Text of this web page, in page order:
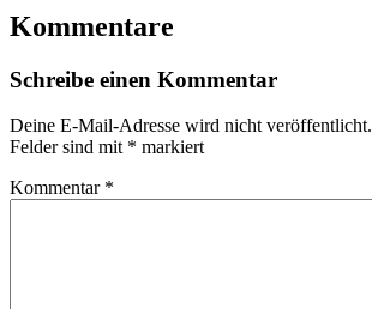
Kommentare
Schreibe einen Kommentar
Deine E-Mail-Adresse wird nicht veröffentlicht.
Felder sind mit * markiert
Kommentar *